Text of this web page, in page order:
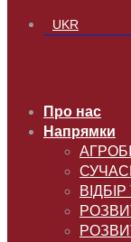
UKR
Про нас
Напрямки